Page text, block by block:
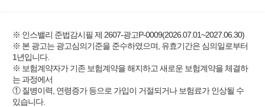
※ 인스밸리 준법감시필 제 2607-광고P-0009(2026.07.01~2027.06.30)
※ 본 광고는 광고심의기준을 준수하였으며, 유효기간은 심의일로부터
1년입니다.
※ 보험계약자가 기존 보험계약을 해지하고 새로운 보험계약을 체결하
는 과정에서
① 질병이력, 연령증가 등으로 가입이 거절되거나 보험료가 인상될 수
있습니다.